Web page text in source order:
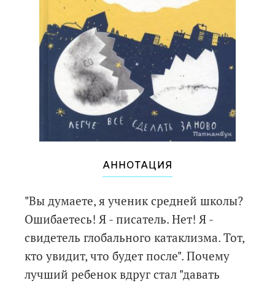
АННОТАЦИЯ
"Вы думаете, я ученик средней школы?
Ошибаетесь! Я - писатель. Нет! Я -
свидетель глобального катаклизма. Тот,
кто увидит, что будет после". Почему
лучший ребенок вдруг стал "давать